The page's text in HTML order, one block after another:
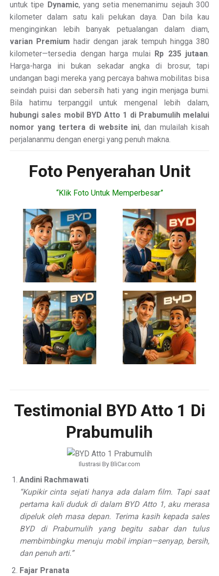
untuk tipe Dynamic, yang setia menemanimu sejauh 300
kilometer dalam satu kali pelukan daya. Dan bila kau
menginginkan lebih banyak petualangan dalam diam,
varian Premium hadir dengan jarak tempuh hingga 380
kilometer—tersedia dengan harga mulai Rp 235 jutaan.
Harga-harga ini bukan sekadar angka di brosur, tapi
undangan bagi mereka yang percaya bahwa mobilitas bisa
seindah puisi dan sebersih hati yang ingin menjaga bumi.
Bila hatimu terpanggil untuk mengenal lebih dalam,
hubungi sales mobil BYD Atto 1 di Prabumulih melalui
nomor yang tertera di website ini, dan mulailah kisah
perjalananmu dengan energi yang penuh makna.
Foto Penyerahan Unit
“Klik Foto Untuk Memperbesar”
Testimonial BYD Atto 1 Di
Prabumulih
Ilustrasi By BliCar.com
Andini Rachmawati
“Kupikir cinta sejati hanya ada dalam film. Tapi saat
pertama kali duduk di dalam BYD Atto 1, aku merasa
dipeluk oleh masa depan. Terima kasih kepada sales
BYD di Prabumulih yang begitu sabar dan tulus
membimbingku menuju mobil impian—senyap, bersih,
dan penuh arti.”
Fajar Pranata